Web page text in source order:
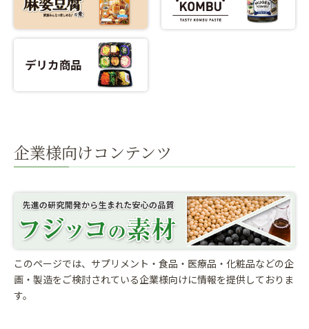
企業様向けコンテンツ
このページでは、サプリメント・食品・医療品・化粧品などの企
画・製造をご検討されている企業様向けに情報を提供しておりま
す。